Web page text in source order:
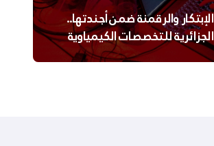
الإبتكار والرقمنة ضمن أجندتها..
الجزائرية للتخصصات الكيمياوية
ترعى تحدي الإبتكار الجزائري